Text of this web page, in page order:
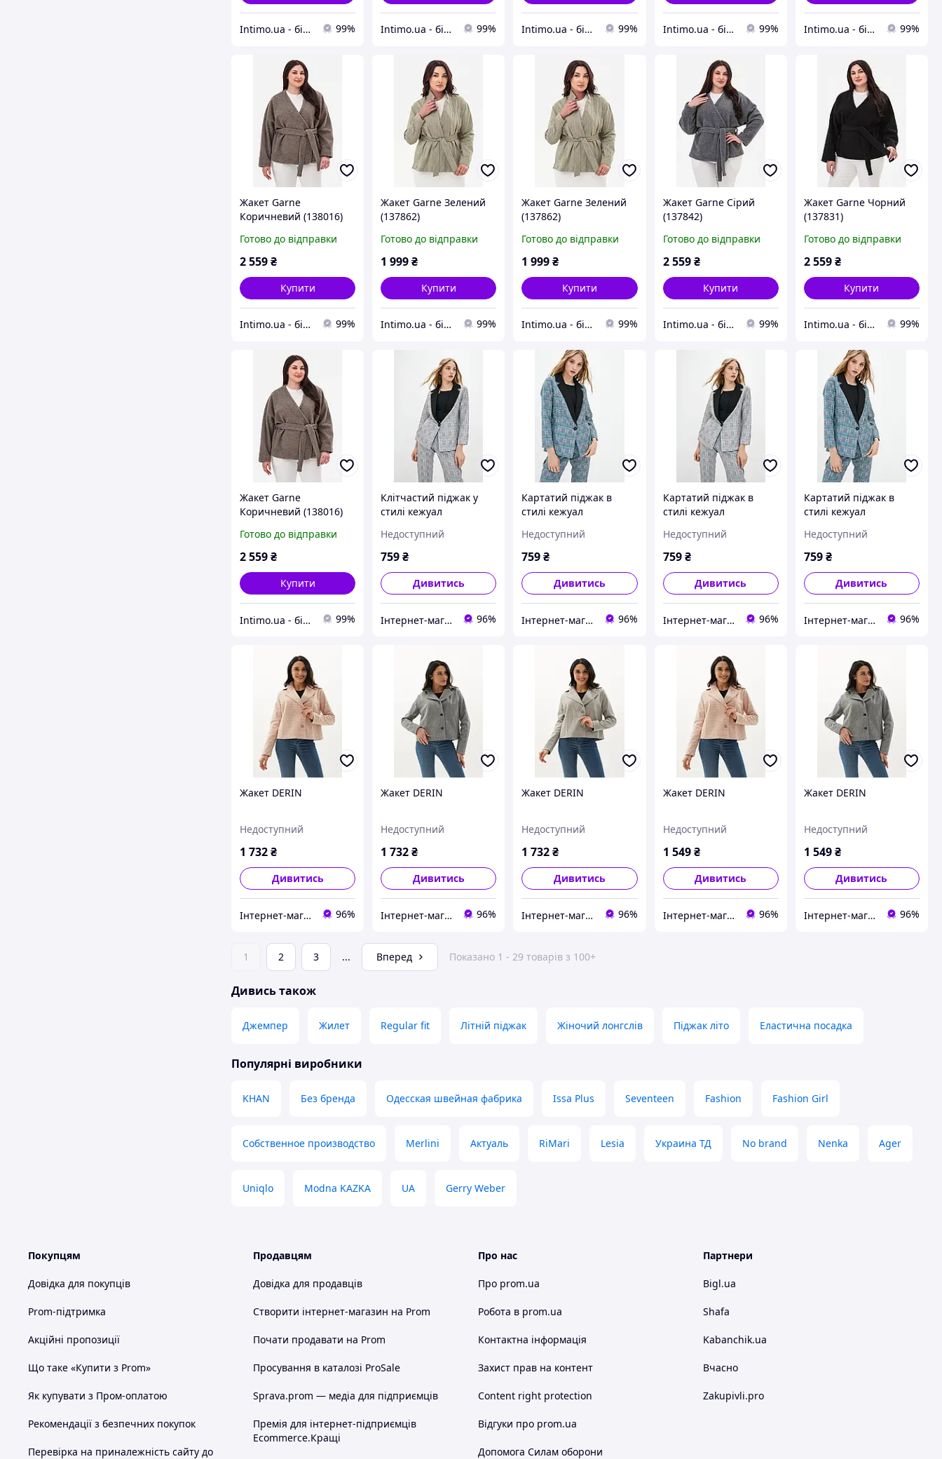
Intimo.ua - білизна і купальники 99% Intimo.ua - білизна і купальники 99% Intimo.ua - білизна і купальники 99% Intimo.ua - білизна і купальники 99% Intimo.ua - білизна і купальники 99%
Жакет Garne
Коричневий (138016)
Готово до відправки
2 559₴
Купити
Intimo.ua - білизна і купальники 99%
Жакет Garne Зелений
(137862)
Готово до відправки
1 999₴
Купити
Intimo.ua - білизна і купальники 99%
Жакет Garne Зелений
(137862)
Готово до відправки
1 999₴
Купити
Intimo.ua - білизна і купальники 99%
Жакет Garne Сірий
(137842)
Готово до відправки
2 559 ₴
Купити
Intimo.ua - білизна і купальники 99%
Жакет Garne Чорний
(137831)
Готово до відправки
2 559₴
Купити
Intimo.ua - білизна і купальники 99%
Жакет Garne
Коричневий (138016)
Готово до відправки
2 559₴
Купити
Intimo.ua - білизна і купальники 99%
Клітчастий піджак у
стилі кежуал
Недоступний
759₴
Дивитись
Інтернет-магазин "STREET WEAR" 96%
Картатий піджак в
стилі кежуал
Недоступний
759₴
Дивитись
Інтернет-магазин "STREET WEAR" 96%
Картатий піджак в
стилі кежуал
Недоступний
759 ₴
Дивитись
Інтернет-магазин "STREET WEAR" 96%
Картатий піджак в
стилі кежуал
Недоступний
759₴
Дивитись
Інтернет-магазин "STREET WEAR" 96%
Жакет DERIN
Недоступний
1 732₴
Дивитись
Інтернет-магазин "STREET WEAR" 96%
Жакет DERIN
Недоступний
1 732₴
Дивитись
Інтернет-магазин "STREET WEAR" 96%
Жакет DERIN
Недоступний
1 732₴
Дивитись
Інтернет-магазин "STREET WEAR" 96%
Жакет DERIN
Недоступний
1 549 ₴
Дивитись
Інтернет-магазин "STREET WEAR" 96%
Жакет DERIN
Недоступний
1 549₴
Дивитись
Інтернет-магазин "STREET WEAR" 96%
1 2 3 ... Вперед Показано 1 - 29 товарів з 100+
Дивись також
Джемпер Жилет Regular fit Літній піджак Жіночий лонгслів Піджак літо Еластична посадка
Популярні виробники
KHAN Без бренда Одесская швейная фабрика Issa Plus Seventeen Fashion Fashion Girl
Собственное производство Merlini Актуаль RiMari Lesia Украина ТД No brand Nenka Ager
Uniqlo Modna KAZKA UA Gerry Weber
Покупцям
Довідка для покупців
Prom-підтримка
Акційні пропозиції
Що таке «Купити з Prom»
Як купувати з Пром-оплатою
Рекомендації з безпечних покупок
Перевірка на приналежність сайту до
Продавцям
Довідка для продавців
Створити інтернет-магазин на Prom
Почати продавати на Prom
Просування в каталозі ProSale
Sprava.prom — медіа для підприємців
Премія для інтернет-підприємців
Ecommerce.Кращі
Про нас
Про prom.ua
Робота в prom.ua
Контактна інформація
Захист прав на контент
Content right protection
Відгуки про prom.ua
Допомога Силам оборони
Партнери
Bigl.ua
Shafa
Kabanchik.ua
Вчасно
Zakupivli.pro